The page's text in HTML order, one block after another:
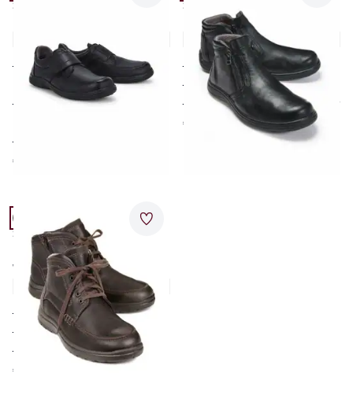
Schuhweite K
für empfindliche
(Hallux-)Füße
für einen hohen Spann
€ 119,00
Schuhweite K
Hallux-Bootie Extraweit
4,8 (14)
für empfindliche Füße
Extra-Weite K
supersoftes Stretchleder
€ 119,00
Artikel 9 von 9.
Passform Schuhweite K.
Schuhweite K
Extraweit-Boots
Wasserabweisend
4,1 (18)
weist Nässe ab
Extra-Weite K
weich gepolstert
€ 139,00
Merkzettel